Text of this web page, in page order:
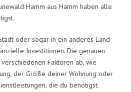
Hamm aus Hamm haben alle
oder sogar in ein anderes Land
Investitionen. Die genauen
Faktoren ab, wie
der Größe deiner Wohnung oder
die du benötigst.